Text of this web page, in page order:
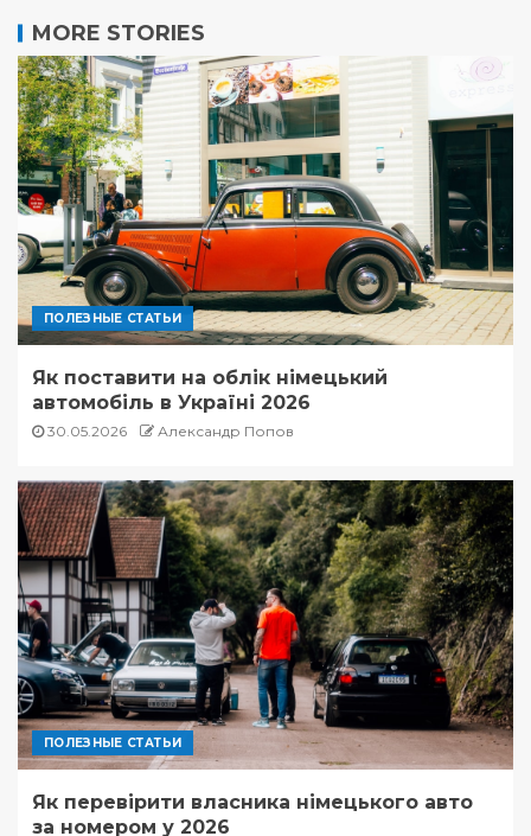
MORE STORIES
ПОЛЕЗНЫЕ СТАТЬИ
Як поставити на облік німецький
автомобіль в Україні 2026
30.05.2026 Александр Попов
ПОЛЕЗНЫЕ СТАТЬИ
Як перевірити власника німецького авто
за номером у 2026